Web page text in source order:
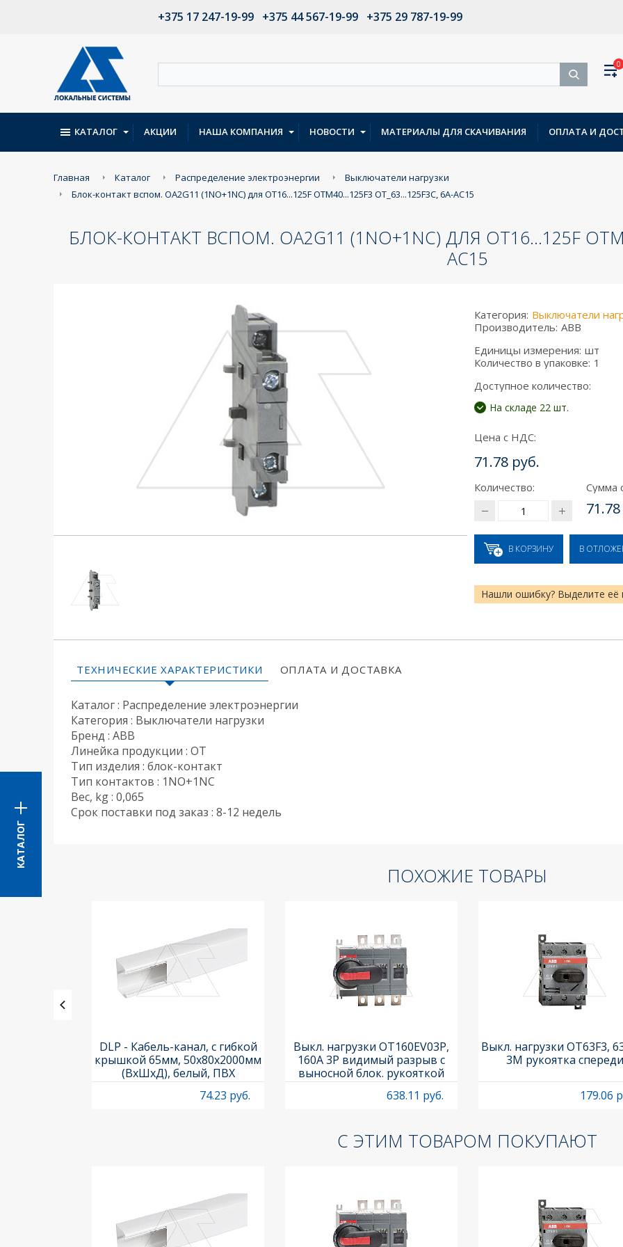
+375 17 247-19-99 +375 44 567-19-99 +375 29 787-19-99
0
КАТАЛОГ
КАТАЛОГ АКЦИИ НАША КОМПАНИЯ НОВОСТИ МАТЕРИАЛЫ ДЛЯ СКАЧИВАНИЯ ОПЛАТА И
Главная Каталог Распределение электроэнергии
Выключатели нагрузки
Блок-контакт вспом. OA2G11 (1NO+1NC) для OT16...125F OTM40...125F3 OT_63...125F3C, 6A-AC15
БЛОК-КОНТАКТ ВСПОМ. OA2G11 (1NO+1NC) ДЛЯ OT16...125F
AC15
Категория: Выключатели
Производитель: ABB
Единицы измерения: шт
Количество в упаковке: 1
Доступное количество:
На складе 22 шт.
Цена с НДС:
71.78 руб.
Количество: Сумма
В КОРЗИНУ В
Нашли ошибку? Выделите её
ТЕХНИЧЕСКИЕ ХАРАКТЕРИСТИКИ ОПЛАТА И ДОСТАВКА
Каталог : Распределение электроэнергии
Категория : Выключатели нагрузки
Бренд : ABB
Линейка продукции : OT
Тип изделия : блок-контакт
Тип контактов : 1NO+1NC
Вес, kg : 0,065
Срок поставки под заказ : 8-12 недель
ПОХОЖИЕ ТОВАРЫ
DLP - Кабель-канал, с гибкой
крышкой 65мм, 50x80х2000мм
(ВхШхД), белый, ПВХ
74.23 руб.
Выкл. нагрузки OT160EV03P,
160A 3P видимый разрыв с
выносной блок. рукояткой
OHB65J6 и осью OXP6X210
638.11 руб.
Выкл. нагрузки OT63F3,
3M рукоятка спереди
179.06
С ЭТИМ ТОВАРОМ ПОКУПАЮТ